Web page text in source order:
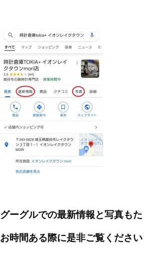
グーグルでの最新情報と写真も
お時間ある際に是非ご覧くださ